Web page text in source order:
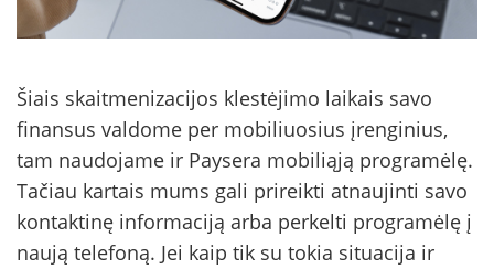
Šiais skaitmenizacijos klestėjimo laikais savo
finansus valdome per mobiliuosius įrenginius,
tam naudojame ir Paysera mobiliąją programėlę.
Tačiau kartais mums gali prireikti atnaujinti savo
kontaktinę informaciją arba perkelti programėlę į
naują telefoną. Jei kaip tik su tokia situacija ir